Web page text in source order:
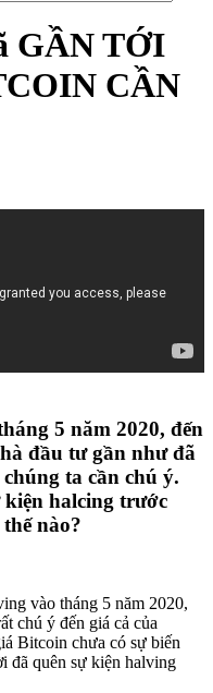
GẦN TỚI
CẦN
5 năm 2020, đến
đầu tư gần như đã
ta cần chú ý.
kiện halcing trước
nào?
vào tháng 5 năm 2020,
chú ý đến giá cả của
Bitcoin chưa có sự biến
đã quên sự kiện halving